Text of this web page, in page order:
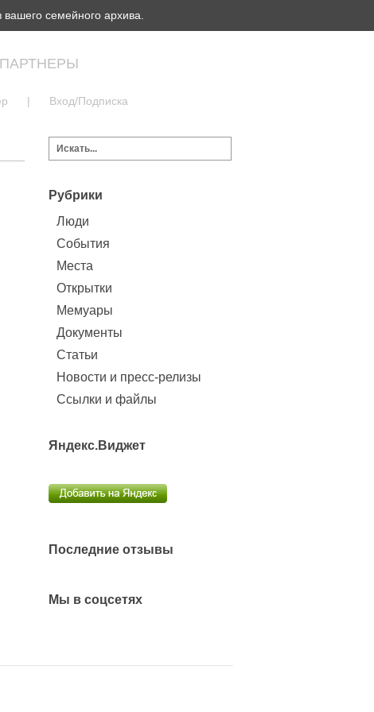
вашего семейного архива.
ПАРТНЕРЫ
| Вход/Подписка
Рубрики
Люди
События
Места
Открытки
Мемуары
Документы
Статьи
Новости и пресс-релизы
Ссылки и файлы
Яндекс.Виджет
Последние отзывы
Мы в соцсетях